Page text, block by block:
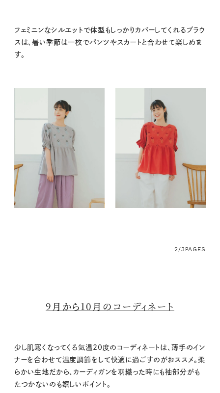
フェミニンなシルエットで体型もしっかりカバーしてくれるブラウ
スは、暑い季節は一枚でパンツやスカートと合わせて楽しめま
す。
2/3 PAGES
9月から10月のコーディネート
少し肌寒くなってくる気温20度のコーディネートは、薄手のイン
ナーを合わせて温度調節をして快適に過ごすのがおススメ。柔
らかい生地だから、カーディガンを羽織った時にも袖部分がも
たつかないのも嬉しいポイント。